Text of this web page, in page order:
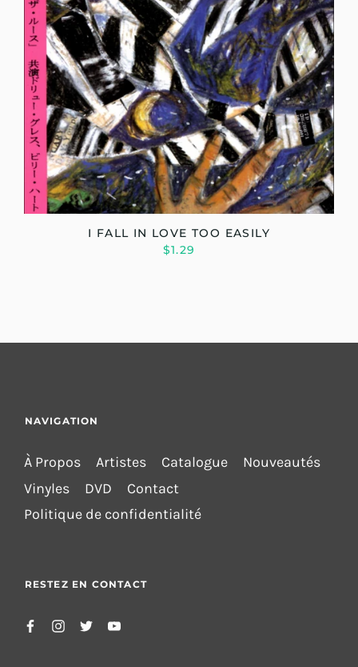
I FALL IN LOVE TOO EASILY
$1.29
NAVIGATION
À Propos Artistes Catalogue
Nouveautés
Vinyles
DVD
Contact
Politique de confidentialité
RESTEZ EN CONTACT